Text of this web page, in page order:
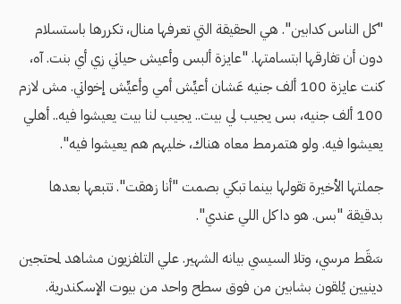
"كل الناس كدابين". هي الحقيقة التي تعرفها منال، تكررها باستسلام
دون أن تفارقها ابتسامتها. "عايزة ألبس وأعيش حياتي زي أي بنت. آه،
كنت عايزة 100 ألف جنيه عَشان أعيِّش أمي وأعيِّش إخواتي. مش لازم
100 ألف جنيه، بس يجيب لي بيت.. يجيب لنا بيت يعيشوا فيه.. أهلي
يعيشوا فيه. ولو هتمرمط معاه هناك، خليهم هم يعيشوا فيه".
جملتها الأخيرة تقولها بينما تبكي بصمت "أنا زهقت". تتبعها بعدها
بدقيقة "بس. هو دا كل اللي عندي".
سَقَط مرسي، وتلا السيسي بيانه الشهير. علي التلفزيون مشاهد لمحتجين
دينيين يُلقون بشابين من فوق سطح واحد من بيوت الإسكندرية.